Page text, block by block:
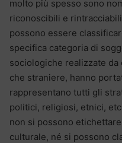
molto più spesso sono
riconoscibili e
possono essere
specifica categoria di
sociologiche realizzate
che straniere, hanno
rappresentano tutti gli
politici, religiosi, etnici,
non si possono
culturale, né si possono